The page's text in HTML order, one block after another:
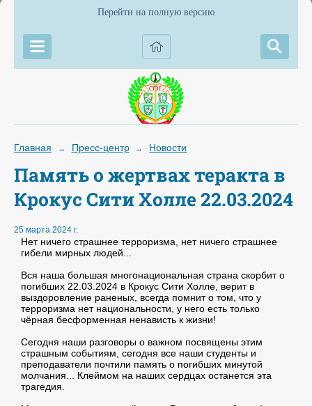
Перейти на полную версию
Главная → Пресс-центр → Новости
Память о жертвах теракта в
Крокус Сити Холле 22.03.2024
25 марта 2024 г.
Нет ничего страшнее терроризма, нет ничего страшнее
гибели мирных людей...
Вся наша большая многонациональная страна скорбит о
погибших 22.03.2024 в Крокус Сити Холле, верит в
выздоровление раненых, всегда помнит о том, что у
терроризма нет национальности, у него есть только
чёрная бесформенная ненависть к жизни!
Сегодня наши разговоры о важном посвящены этим
страшным событиям, сегодня все наши студенты и
преподаватели почтили память о погибших минутой
молчания... Клеймом на наших сердцах останется эта
трагедия.